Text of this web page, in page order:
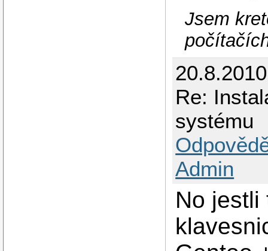
Jsem
Re:
systému
Admin
No jestli